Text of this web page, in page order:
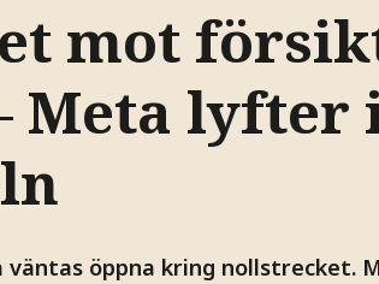
mot
Meta lyfter
väntas öppna kring nollstrecket.